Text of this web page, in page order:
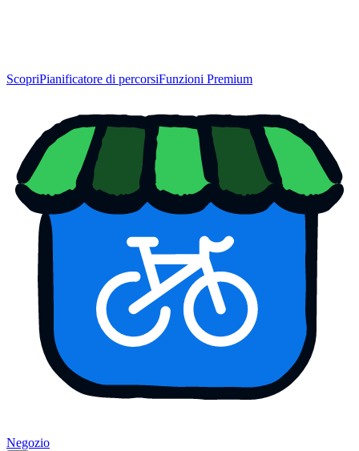
ScopriPianificatore di percorsiFunzioni Premium
Negozio